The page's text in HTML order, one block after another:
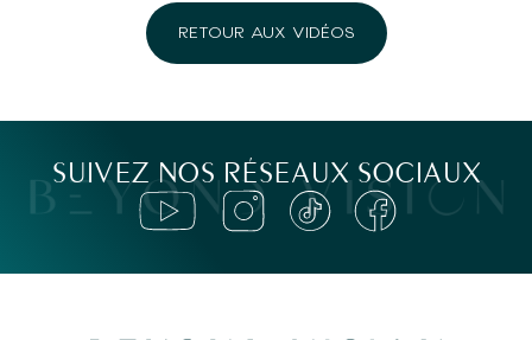
RETOUR AUX VIDÉOS
SUIVEZ NOS RÉSEAUX SOCIAUX